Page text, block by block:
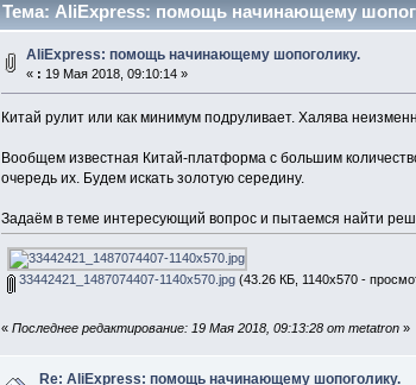
Тема: AliExpress: помощь начинающему
AliExpress: помощь начинающему шопоголику.
« : 19 Мая 2018, 09:10:14 »
Китай рулит или как минимум подруливает. Халява
Вообщем известная Китай-платформа с большим
очередь их. Будем искать золотую середину.
Задаём в теме интересующий вопрос и пытаемся найти
33442421_1487074407-1140x570.jpg (43.26 КБ, 1140x570 -
« Последнее редактирование: 19 Мая 2018, 09:13:28 от metatron»
Re: AliExpress: помощь начинающему шопоголику.